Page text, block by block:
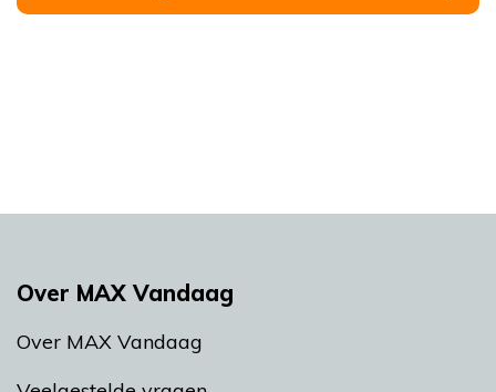
Over MAX Vandaag
Over MAX Vandaag